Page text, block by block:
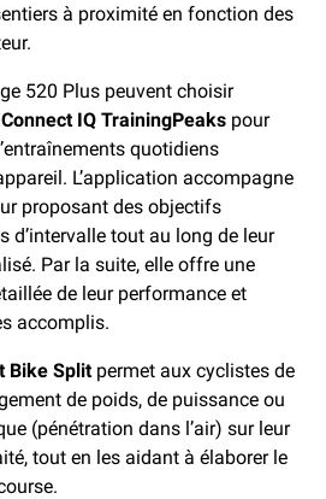
à proximité en fonction des
520 Plus peuvent choisir
Connect IQ TrainingPeaks pour
quotidiens
L’application accompagne
proposant des objectifs
d’intervalle tout au long de leur
Par la suite, elle offre une
de leur performance et
accomplis.
Bike Split permet aux cyclistes de
de poids, de puissance ou
(pénétration dans l’air) sur leur
tout en les aidant à élaborer le